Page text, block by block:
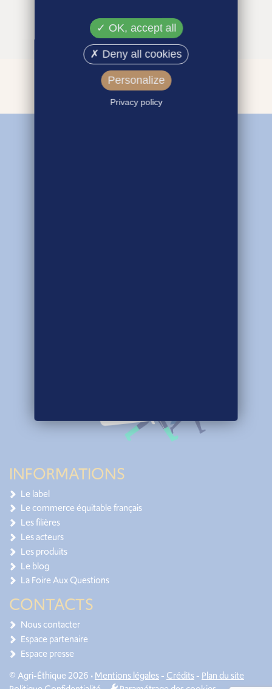
INFORMATIONS
Le label
Le commerce équitable français
Les filières
Les acteurs
Les produits
Le blog
La Foire Aux Questions
CONTACTS
Nous contacter
Espace partenaire
Espace presse
© Agri-Éthique 2026 •Mentions légales- Crédits- Plan du site
OK, accept all
Deny all cookies
Personalize
Privacy policy